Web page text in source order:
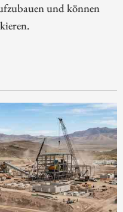
und können